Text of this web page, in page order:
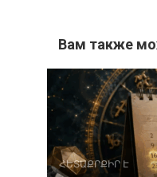
Вам также
ՀԵՏԱՔՐՔԻՐ Է